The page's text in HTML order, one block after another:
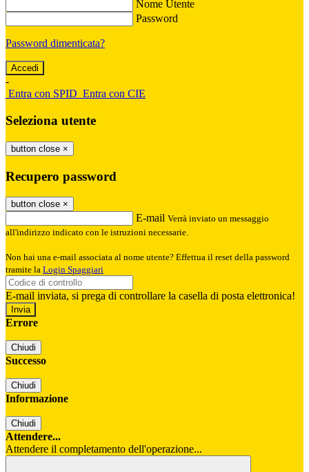
Nome Utente
Password
Password dimenticata?
-
Entra con SPID Entra con CIE
Seleziona utente
button close ×
Recupero password
button close ×
E-mail Verrà inviato un messaggio
all'indirizzo indicato con le istruzioni necessarie.
Non hai una e-mail associata al nome utente? Effettua il reset della password
tramite la Login Spaggiari
E-mail inviata, si prega di controllare la casella di posta elettronica!
Errore
Chiudi
Successo
Chiudi
Informazione
Chiudi
Attendere...
Attendere il completamento dell'operazione...